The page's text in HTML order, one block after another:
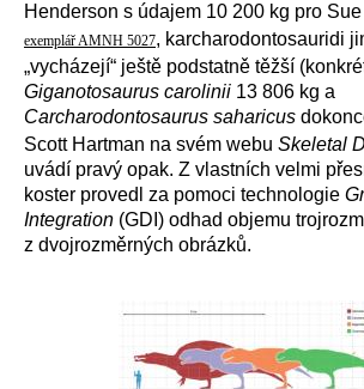
Henderson s údajem 10 200 kg pro
exemplář AMNH 5027, karcharodontosauridi
„vycházejí“ ještě podstatně těžší
Giganotosaurus carolinii 13 806 kg a
Carcharodontosaurus saharicus
Scott Hartman na svém webu Skeletal
uvádí pravý opak. Z vlastních velmi
koster provedl za pomoci technologie
Integration (GDI) odhad objemu
z dvojrozměrných obrázků.